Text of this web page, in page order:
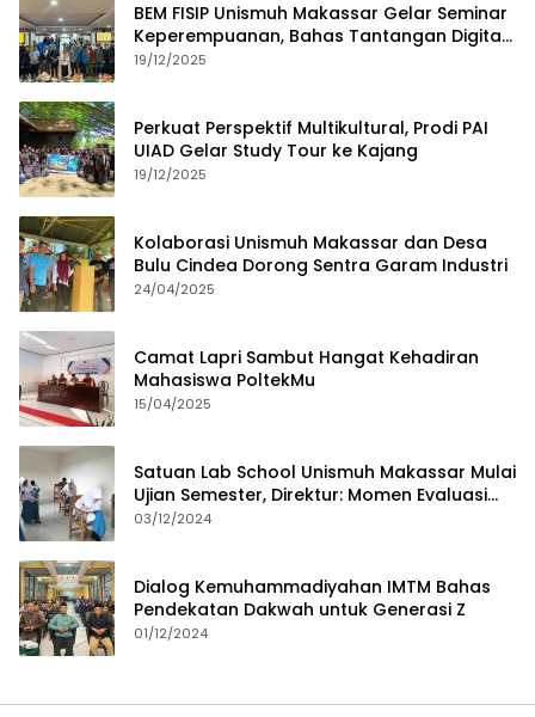
BEM FISIP Unismuh Makassar Gelar Seminar
Keperempuanan, Bahas Tantangan Digital
dan Budaya Lokal
19/12/2025
Perkuat Perspektif Multikultural, Prodi PAI
UIAD Gelar Study Tour ke Kajang
19/12/2025
Kolaborasi Unismuh Makassar dan Desa
Bulu Cindea Dorong Sentra Garam Industri
24/04/2025
Camat Lapri Sambut Hangat Kehadiran
Mahasiswa PoltekMu
15/04/2025
Satuan Lab School Unismuh Makassar Mulai
Ujian Semester, Direktur: Momen Evaluasi
Proses Pembelajaran
03/12/2024
Dialog Kemuhammadiyahan IMTM Bahas
Pendekatan Dakwah untuk Generasi Z
01/12/2024